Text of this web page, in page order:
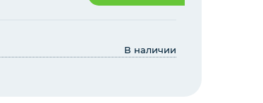
В наличии